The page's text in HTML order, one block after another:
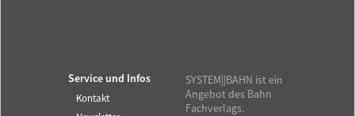
Service und Infos
Kontakt
SYSTEM||BAHN ist ein
Angebot des Bahn
Fachverlags.